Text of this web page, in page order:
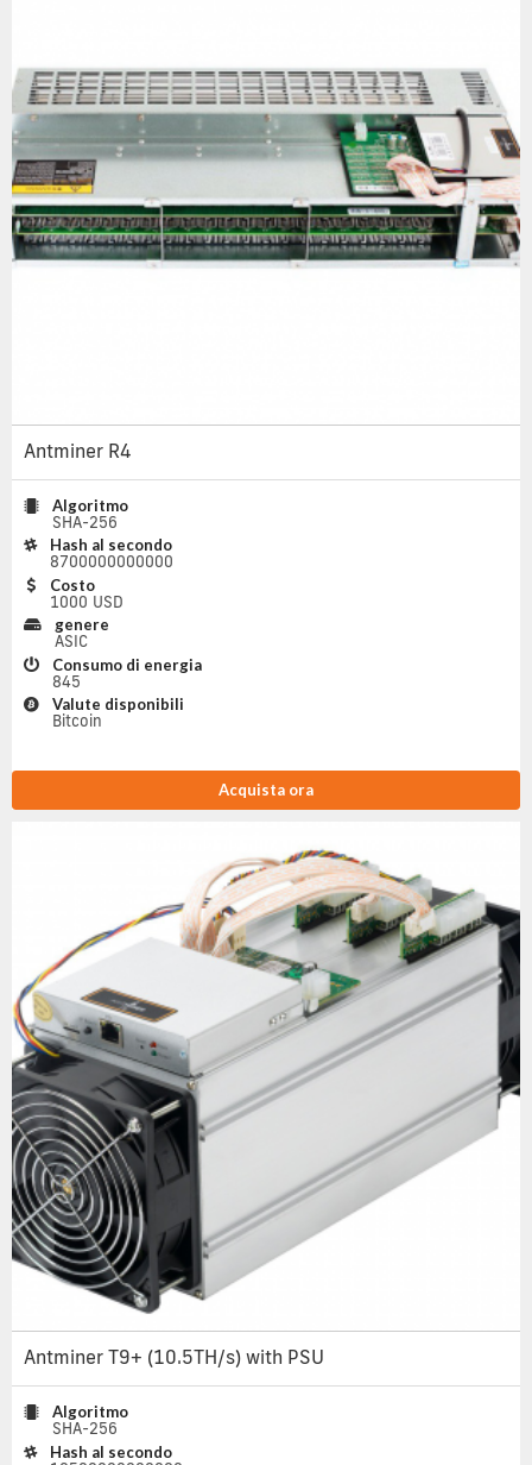
Antminer R4
Algoritmo
SHA-256
Hash al secondo
8700000000000
Costo
1000 USD
genere
ASIC
Consumo di energia
845
Valute disponibili
Bitcoin
Acquista ora
Antminer T9+ (10.5TH/s) with PSU
Algoritmo
SHA-256
Hash al secondo